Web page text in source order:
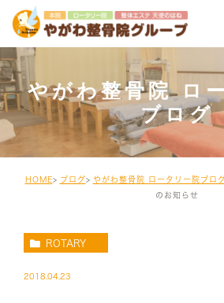
やがわ整骨院 ロ
ブログ
HOME ブログ やがわ整骨院 ロータリー院ブロ
のお知らせ
ROTARY
2018.04.23